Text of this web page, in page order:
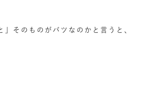
」そのものがバツなのかと言うと、